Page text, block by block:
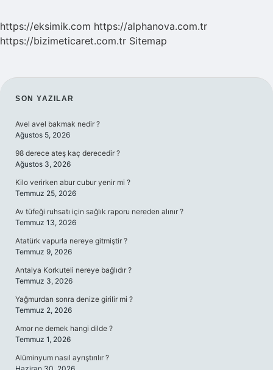
https://eksimik.com https://alphanova.com.tr
https://bizimeticaret.com.tr Sitemap
SIDEBAR
SON YAZILAR
Avel avel bakmak nedir ?
Ağustos 5, 2026
98 derece ateş kaç derecedir ?
Ağustos 3, 2026
Kilo verirken abur cubur yenir mi ?
Temmuz 25, 2026
Av tüfeği ruhsatı için sağlık raporu nereden alınır ?
Temmuz 13, 2026
Atatürk vapurla nereye gitmiştir ?
Temmuz 9, 2026
Antalya Korkuteli nereye bağlıdır ?
Temmuz 3, 2026
Yağmurdan sonra denize girilir mi ?
Temmuz 2, 2026
Amor ne demek hangi dilde ?
Temmuz 1, 2026
Alüminyum nasıl ayrıştırılır ?